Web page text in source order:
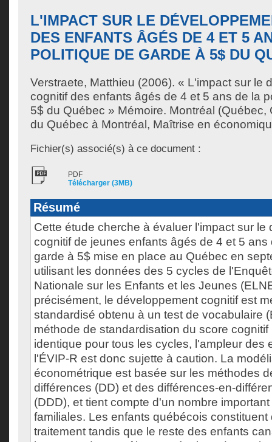
L'IMPACT SUR LE
DES ENFANTS ÂGÉS DE 4 ET 5
POLITIQUE DE GARDE À 5$ DU
Verstraete, Matthieu (2006). « L'impact sur le
cognitif des enfants âgés de 4 et 5 ans de la
5$ du Québec » Mémoire. Montréal (Québec,
du Québec à Montréal, Maîtrise en
Fichier(s) associé(s) à ce document :
PDF
Télécharger (3MB)
Résumé
Cette étude cherche à évaluer l'impact sur le
cognitif de jeunes enfants âgés de 4 et 5 ans
garde à 5$ mise en place au Québec en
utilisant les données des 5 cycles de
Nationale sur les Enfants et les Jeunes
précisément, le développement cognitif est
standardisé obtenu à un test de vocabulaire
méthode de standardisation du score
identique pour tous les cycles, l'ampleur des
l'ÉVIP-R est donc sujette à caution. La
économétrique est basée sur les méthodes
différences (DD) et des différences-en-
(DDD), et tient compte d'un nombre
familiales. Les enfants québécois
traitement tandis que le reste des enfants